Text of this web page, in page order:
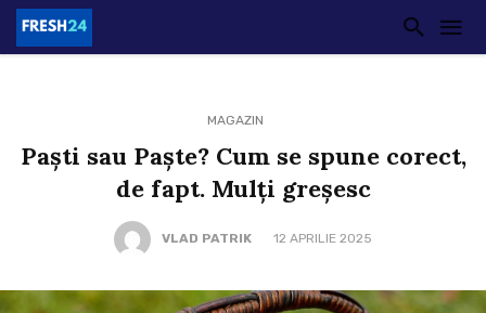
MAGAZIN
Paști sau Paște? Cum se spune corect,
de fapt. Mulți greșesc
VLAD PATRIK 12 APRILIE 2025